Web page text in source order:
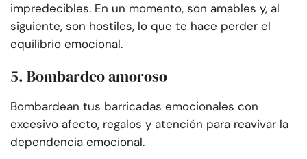
impredecibles. En un momento, son amables y, al
siguiente, son hostiles, lo que te hace perder el
equilibrio emocional.
5. Bombardeo amoroso
Bombardean tus barricadas emocionales con
excesivo afecto, regalos y atención para reavivar la
dependencia emocional.